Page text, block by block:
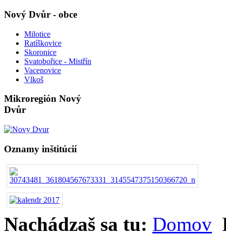
Nový Dvůr - obce
Milotice
Ratíškovice
Skoronice
Svatobořice - Mistřín
Vacenovice
Vlkoš
Mikroregión Nový
Dvůr
Oznamy inštitúcií
Nachádzaš sa tu: Domov